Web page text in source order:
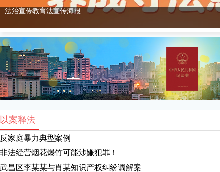
法治宣传教育法宣传海报
以案释法
反家庭暴力典型案例
非法经营烟花爆竹可能涉嫌犯罪！
武昌区李某某与肖某知识产权纠纷调解案